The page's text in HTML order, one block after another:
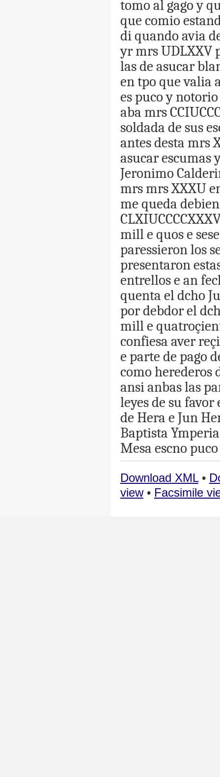
tomo al gago y
que comio
diquando avia
yr mrsUDLXXV
lasde asucar
entpo que valia
espuco y notorio
aba mrs
soldada de sus
antesdesta mrs
asucarescumas
Jeronimo
mrs mrsXXXU
me queda
mille quose
paressieronlos
presentaron
entrellose an
quenta eldcho
pordebdorel
mille
confiesa aver
e parte de pago
como herederos
ansianbaslas
leyesde su favor
de Hera e Jun
Baptista
Mesa escno puco
Download XML•
view• Facsimile